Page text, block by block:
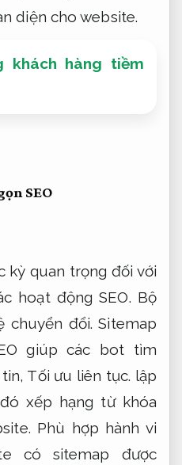
diện cho website.
khách hàng tiềm
SEO
kỳ quan trọng đối với
hoạt động SEO. Bộ
chuyển đổi. Sitemap
giúp các bot tìm
Tối ưu liên tục. lập
xếp hạng từ khóa
Phù hợp hành vi
có sitemap được